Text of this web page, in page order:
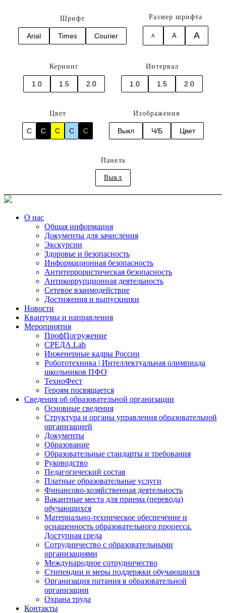
Шрифт
Arial Times Courier
Размер шрифта
A A A
Кернинг
1.0 1.5 2.0
Интервал
1.0 1.5 2.0
Цвет
C C C C C
Изображения
Выкл Ч/Б Цвет
Панель
Выкл
О нас
Общая информация
Документы для зачисления
Экскурсии
Здоровье и безопасность
Информационная безопасность
Антитеррористическая безопасность
Антикоррупционная деятельность
Сетевое взаимодействие
Достижения и выпускники
Новости
Квантумы и направления
Мероприятия
ПрофПогружение
СРЕДА.Lab
Инженерные кадры России
Робототехника | Интеллектуальная олимпиада
школьников ПФО
ТехноФест
Героям посвящается
Сведения об образовательной организации
Основные сведения
Структура и органы управления образовательной
организацией
Документы
Образование
Образовательные стандарты и требования
Руководство
Педагогический состав
Платные образовательные услуги
Финансово-хозяйственная деятельность
Вакантные места для приема (перевода)
обучающихся
Материально-техническое обеспечение и
оснащенность образовательного процесса.
Доступная среда
Сотрудничество с образовательными
организациями
Международное сотрудничество
Стипендии и меры поддержки обучающихся
Организация питания в образовательной
организации
Охрана труда
Контакты